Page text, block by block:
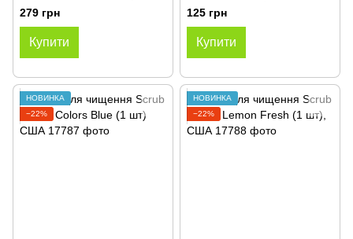
279 грн
Купити
Shower Shine, 750 мл
125 грн
Купити
НОВИНКА
−22%
НОВИНКА
−22%